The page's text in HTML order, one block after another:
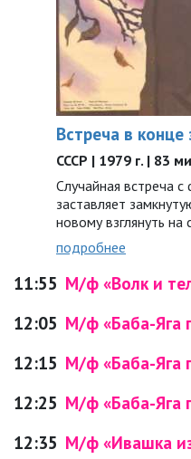
Встреча в
СССР | 1979 г. | 83
Случайная встреча
заставляет
новому взглянуть
подробнее
11:55 М/ф «Волк и
12:05 М/ф «Баба-Яга
12:15 М/ф «Баба-Яга
12:25 М/ф «Баба-Яга
12:35 М/ф «Ивашка